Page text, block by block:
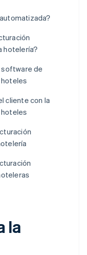
hotelería?
software de
cliente con la
la